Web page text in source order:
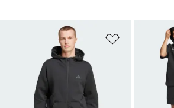
Añadir a la